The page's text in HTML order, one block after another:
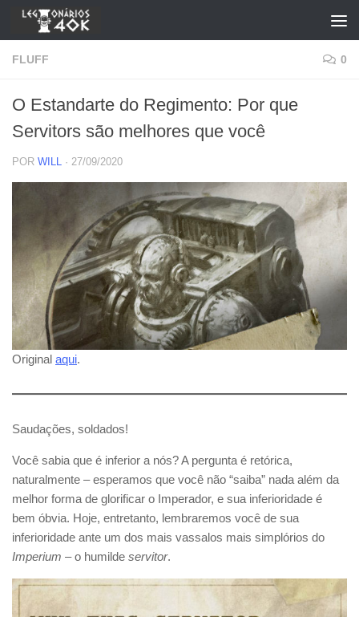
Skip to content
FLUFF 0
O Estandarte do Regimento: Por que
Servitors são melhores que você
POR WILL · 27/09/2020
Original aqui.
Saudações, soldados!
Você sabia que é inferior a nós? A pergunta é retórica,
naturalmente – esperamos que você não “saiba” nada além da
melhor forma de glorificar o Imperador, e sua inferioridade é
bem óbvia. Hoje, entretanto, lembraremos você de sua
inferioridade ante um dos mais vassalos mais simplórios do
Imperium – o humilde servitor.